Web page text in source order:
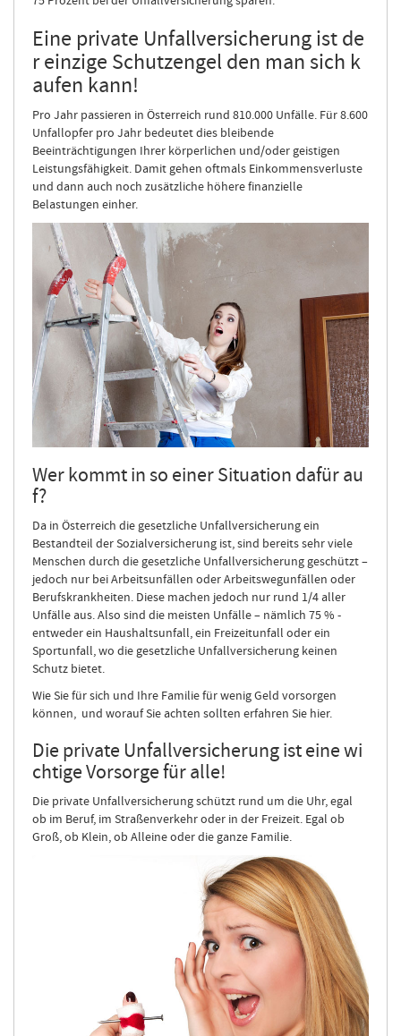
Eine private Unfallversicherung ist de
r einzige Schutzengel den man sich k
aufen kann!
Pro Jahr passieren in Österreich rund 810.000 Unfälle. Für 8.600
Unfallopfer pro Jahr bedeutet dies bleibende
Beeinträchtigungen Ihrer körperlichen und/oder geistigen
Leistungsfähigkeit. Damit gehen oftmals Einkommensverluste
und dann auch noch zusätzliche höhere finanzielle
Belastungen einher.
Wer kommt in so einer Situation dafür au
f?
Da in Österreich die gesetzliche Unfallversicherung ein
Bestandteil der Sozialversicherung ist, sind bereits sehr viele
Menschen durch die gesetzliche Unfallversicherung geschützt –
jedoch nur bei Arbeitsunfällen oder Arbeitswegunfällen oder
Berufskrankheiten. Diese machen jedoch nur rund 1/4 aller
Unfälle aus. Also sind die meisten Unfälle – nämlich 75 % -
entweder ein Haushaltsunfall, ein Freizeitunfall oder ein
Sportunfall, wo die gesetzliche Unfallversicherung keinen
Schutz bietet.
Wie Sie für sich und Ihre Familie für wenig Geld vorsorgen
können, und worauf Sie achten sollten erfahren Sie hier.
Die private Unfallversicherung ist eine wi
chtige Vorsorge für alle!
Die private Unfallversicherung schützt rund um die Uhr, egal
ob im Beruf, im Straßenverkehr oder in der Freizeit. Egal ob
Groß, ob Klein, ob Alleine oder die ganze Familie.